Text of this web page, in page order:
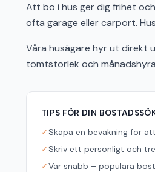
Att bo i hus ger dig frihet
ofta garage eller carport.
Våra husägare hyr ut direkt
tomtstorlek och
TIPS FÖR DIN
✓Skapa en bevakning för
✓Skriv ett personligt och
✓Var snabb – populära